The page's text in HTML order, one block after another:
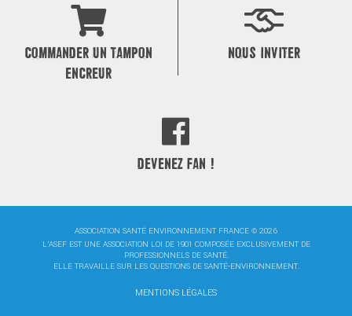
COMMANDER UN TAMPON
ENCREUR
NOUS INVITER
DEVENEZ FAN !
ASSOCIATION SANTÉ ENVIRONNEMENT FRANCE © 2026
L'ASEF EST UNE ASSOCIATION LOI DE 1901 COMPOSÉE EXCLUSIVEMENT DE
PROFESSIONNELS DE SANTÉ.
ELLE TRAVAILLE SUR LES QUESTIONS DE SANTÉ-ENVIRONNEMENT.
MENTIONS LÉGALES